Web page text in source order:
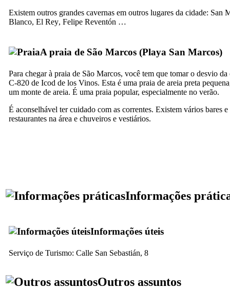
Existem outros grandes cavernas em outros lugares da cidade: San
Blanco, El Rey, Felipe Reventón …
A praia de São Marcos (Playa San Marcos)
Para chegar à praia de São Marcos, você tem que tomar o desvio da
C-820 de Icod de los Vinos. Esta é uma praia de areia preta
um monte de areia. É uma praia popular, especialmente no verão.
É aconselhável ter cuidado com as correntes. Existem vários bares e
restaurantes na área e chuveiros e vestiários.
Informações
Informações úteis
Serviço de Turismo: Calle San Sebastián, 8
Outros assuntos